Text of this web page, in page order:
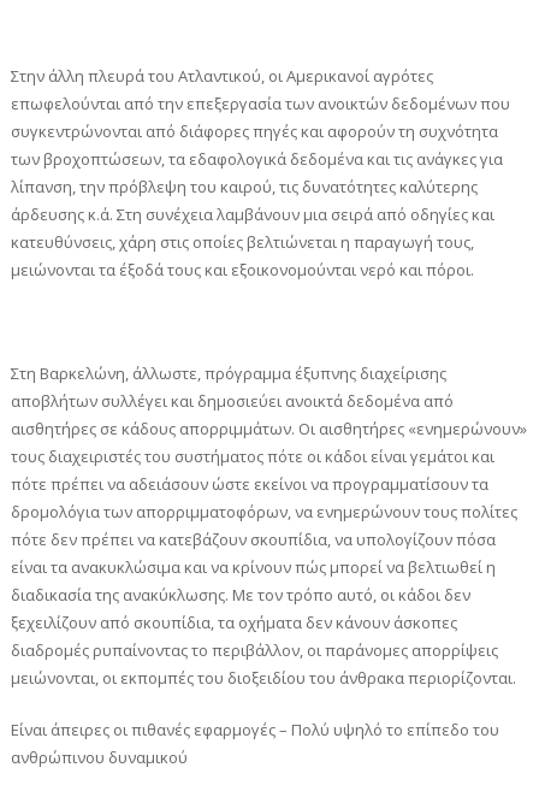
Στην άλλη πλευρά του Ατλαντικού, οι Αμερικανοί αγρότες
επωφελούνται από την επεξεργασία των ανοικτών δεδομένων που
συγκεντρώνονται από διάφορες πηγές και αφορούν τη συχνότητα
των βροχοπτώσεων, τα εδαφολογικά δεδομένα και τις ανάγκες για
λίπανση, την πρόβλεψη του καιρού, τις δυνατότητες καλύτερης
άρδευσης κ.ά. Στη συνέχεια λαμβάνουν μια σειρά από οδηγίες και
κατευθύνσεις, χάρη στις οποίες βελτιώνεται η παραγωγή τους,
μειώνονται τα έξοδά τους και εξοικονομούνται νερό και πόροι.
Στη Βαρκελώνη, άλλωστε, πρόγραμμα έξυπνης διαχείρισης
αποβλήτων συλλέγει και δημοσιεύει ανοικτά δεδομένα από
αισθητήρες σε κάδους απορριμμάτων. Οι αισθητήρες «ενημερώνουν»
τους διαχειριστές του συστήματος πότε οι κάδοι είναι γεμάτοι και
πότε πρέπει να αδειάσουν ώστε εκείνοι να προγραμματίσουν τα
δρομολόγια των απορριμματοφόρων, να ενημερώνουν τους πολίτες
πότε δεν πρέπει να κατεβάζουν σκουπίδια, να υπολογίζουν πόσα
είναι τα ανακυκλώσιμα και να κρίνουν πώς μπορεί να βελτιωθεί η
διαδικασία της ανακύκλωσης. Με τον τρόπο αυτό, οι κάδοι δεν
ξεχειλίζουν από σκουπίδια, τα οχήματα δεν κάνουν άσκοπες
διαδρομές ρυπαίνοντας το περιβάλλον, οι παράνομες απορρίψεις
μειώνονται, οι εκπομπές του διοξειδίου του άνθρακα περιορίζονται.
Είναι άπειρες οι πιθανές εφαρμογές – Πολύ υψηλό το επίπεδο του
ανθρώπινου δυναμικού